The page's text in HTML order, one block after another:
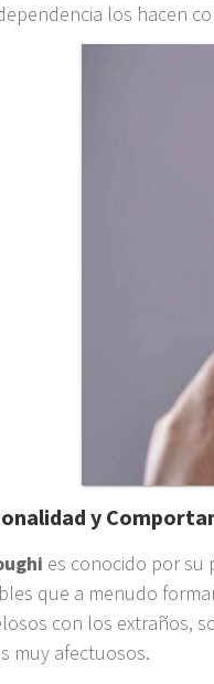
los hacen
y
es conocido por su
que a menudo
con los extraños,
muy afectuosos.